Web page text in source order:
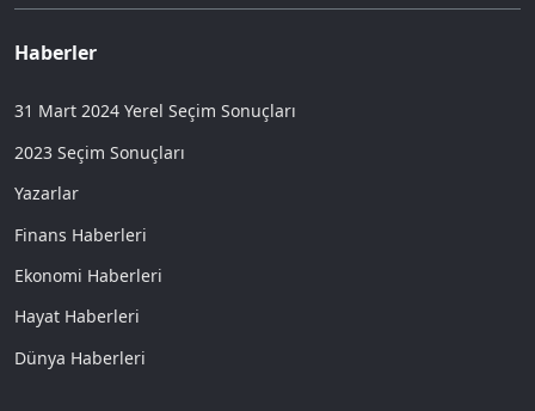
Haberler
31 Mart 2024 Yerel Seçim Sonuçları
2023 Seçim Sonuçları
Yazarlar
Finans Haberleri
Ekonomi Haberleri
Hayat Haberleri
Dünya Haberleri